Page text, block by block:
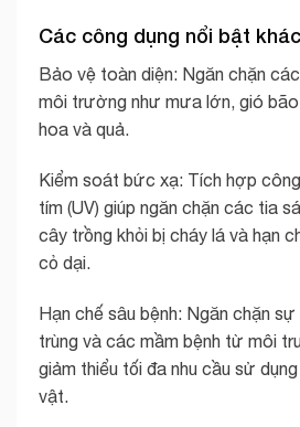
Các công dụng nổi bật khác
Bảo vệ toàn diện: Ngăn chặn
môi trường như mưa lớn, gió bão
hoa và quả.
Kiểm soát bức xạ: Tích hợp
tím (UV) giúp ngăn chặn các tia
cây trồng khỏi bị cháy lá và hạn
cỏ dại.
Hạn chế sâu bệnh: Ngăn chặn
trùng và các mầm bệnh từ môi
giảm thiểu tối đa nhu cầu sử
vật.